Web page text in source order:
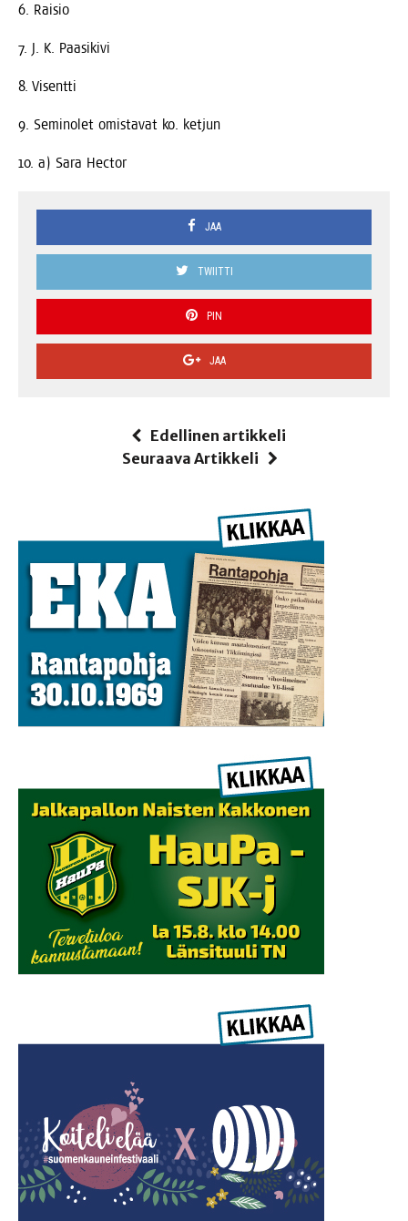
6. Rai­sio
7. J. K. Paasikivi
8. Visent­ti
9. Semi­no­let omis­ta­vat ko. ketjun
10. a) Sara Hector
JAA
TWIITTI
PIN
JAA
Edellinen artikkeli
Seuraava Artikkeli